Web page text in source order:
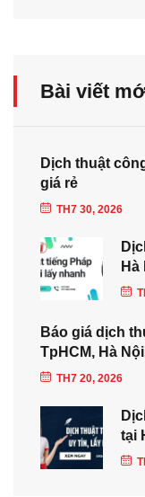
Bài viết
Dịch thuật
giá rẻ
TH7 30, 2026
Hà
Báo giá dịch
TpHCM, Hà
TH7 20, 2026
tại